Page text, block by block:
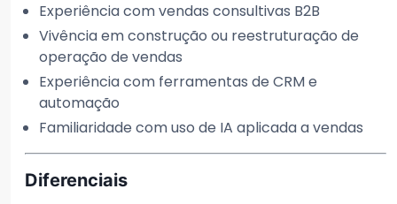
Experiência com vendas consultivas B2B
Vivência em construção ou reestruturação de
operação de vendas
Experiência com ferramentas de CRM e
automação
Familiaridade com uso de IA aplicada a vendas
Diferenciais